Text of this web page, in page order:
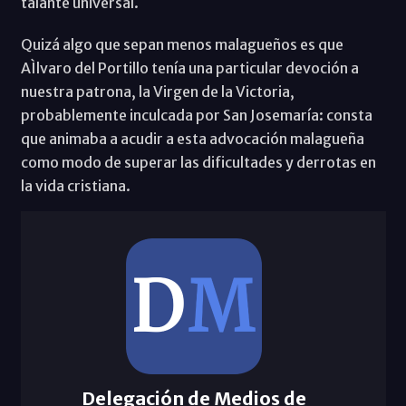
Quizá algo que sepan menos malagueños es que
AÌlvaro del Portillo tenía una particular devoción a
nuestra patrona, la Virgen de la Victoria,
probablemente inculcada por San Josemaría: consta
que animaba a acudir a esta advocación malagueña
como modo de superar las dificultades y derrotas en
la vida cristiana.
Delegación de Medios de